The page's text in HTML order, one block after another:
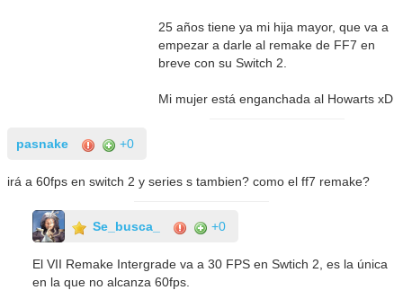
25 años tiene ya mi hija mayor, que va a
empezar a darle al remake de FF7 en
breve con su Switch 2.
Mi mujer está enganchada al Howarts xD
pasnake +0
irá a 60fps en switch 2 y series s tambien? como el ff7 remake?
Se_busca_ +0
El VII Remake Intergrade va a 30 FPS en Swtich 2, es la única
en la que no alcanza 60fps.